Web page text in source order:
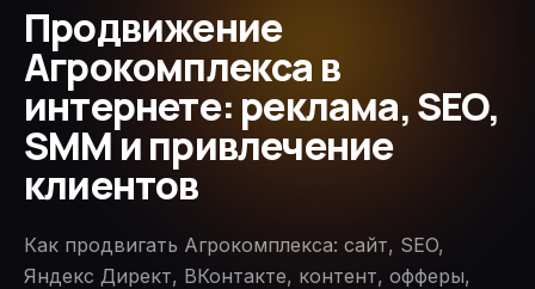
Продвижение
Агрокомплекса в
интернете: реклама, SEO,
SMM и привлечение
клиентов
Как продвигать Агрокомплекса: сайт, SEO,
Яндекс Директ, ВКонтакте, контент, офферы,